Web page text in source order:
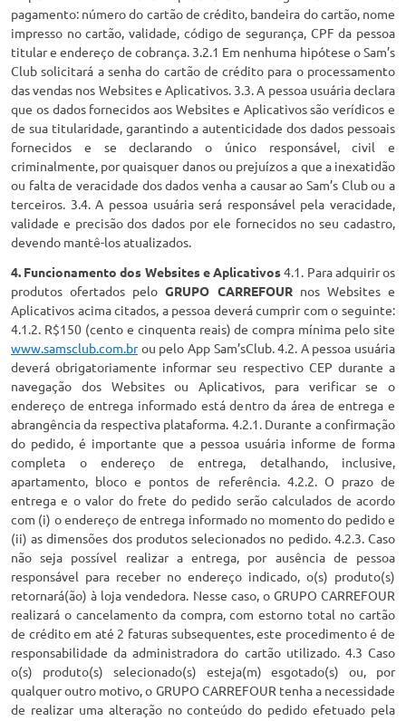
pagamento: número do cartão de crédito, bandeira do cartão, nome
impresso no cartão, validade, código de segurança, CPF da pessoa
titular e endereço de cobrança. 3.2.1 Em nenhuma hipótese o Sam’s
Club solicitará a senha do cartão de crédito para o processamento
das vendas nos Websites e Aplicativos. 3.3. A pessoa usuária declara
que os dados fornecidos aos Websites e Aplicativos são verídicos e
de sua titularidade, garantindo a autenticidade dos dados pessoais
fornecidos e se declarando o único responsável, civil e
criminalmente, por quaisquer danos ou prejuízos a que a inexatidão
ou falta de veracidade dos dados venha a causar ao Sam’s Club ou a
terceiros. 3.4. A pessoa usuária será responsável pela veracidade,
validade e precisão dos dados por ele fornecidos no seu cadastro,
devendo mantê-los atualizados.
4. Funcionamento dos Websites e Aplicativos4.1. Para adquirir os
produtos ofertados peloGRUPO CARREFOURnos Websites e
Aplicativos acima citados, a pessoa deverá cumprir com o seguinte:
4.1.2. R$150 (cento e cinquenta reais) de compra mínima pelo site
www.samsclub.com.brou pelo App Sam’sClub. 4.2. A pessoa usuária
deverá obrigatoriamente informar seu respectivo CEP durante a
navegação dos Websites ou Aplicativos, para verificar se o
endereço de entrega informado está dentro da área de entrega e
abrangência da respectiva plataforma. 4.2.1. Durante a confirmação
do pedido, é importante que a pessoa usuária informe de forma
completa o endereço de entrega, detalhando, inclusive,
apartamento, bloco e pontos de referência. 4.2.2. O prazo de
entrega e o valor do frete do pedido serão calculados de acordo
com (i) o endereço de entrega informado no momento do pedido e
(ii) as dimensões dos produtos selecionados no pedido. 4.2.3. Caso
não seja possível realizar a entrega, por ausência de pessoa
responsável para receber no endereço indicado, o(s) produto(s)
retornará(ão) à loja vendedora. Nesse caso, o GRUPO CARREFOUR
realizará o cancelamento da compra, com estorno total no cartão
de crédito em até 2 faturas subsequentes, este procedimento é de
responsabilidade da administradora do cartão utilizado. 4.3 Caso
o(s) produto(s) selecionado(s) esteja(m) esgotado(s) ou, por
qualquer outro motivo, o GRUPO CARREFOUR tenha a necessidade
de realizar uma alteração no conteúdo do pedido efetuado pela